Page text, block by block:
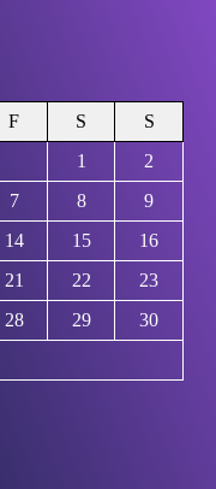
F S
S
1
2
7 8
9
14 15
16
21 22
23
28 29
30